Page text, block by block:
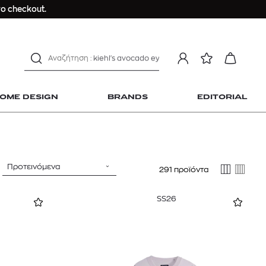
checkout.
DESIGN BRANDS EDITORIAL
kiehl's avocado eye
Longchamp Le Pliage
Προτεινόμενα 291 προϊόντα
SS26